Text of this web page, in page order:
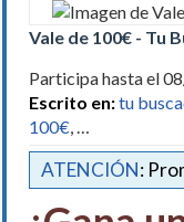
Vale de 100€ - Tu
Participa hasta el
Escrito en:tu
100€, …
ATENCIÓN: